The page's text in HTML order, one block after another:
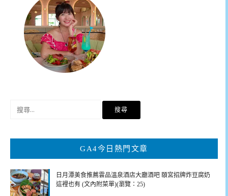
鍵
GA4今日熱門文章
日月潭美食推薦雲品溫泉酒店大廳酒吧 頤宮招牌炸豆腐奶
這裡也有 (文內附菜單)(瀏覽：25)